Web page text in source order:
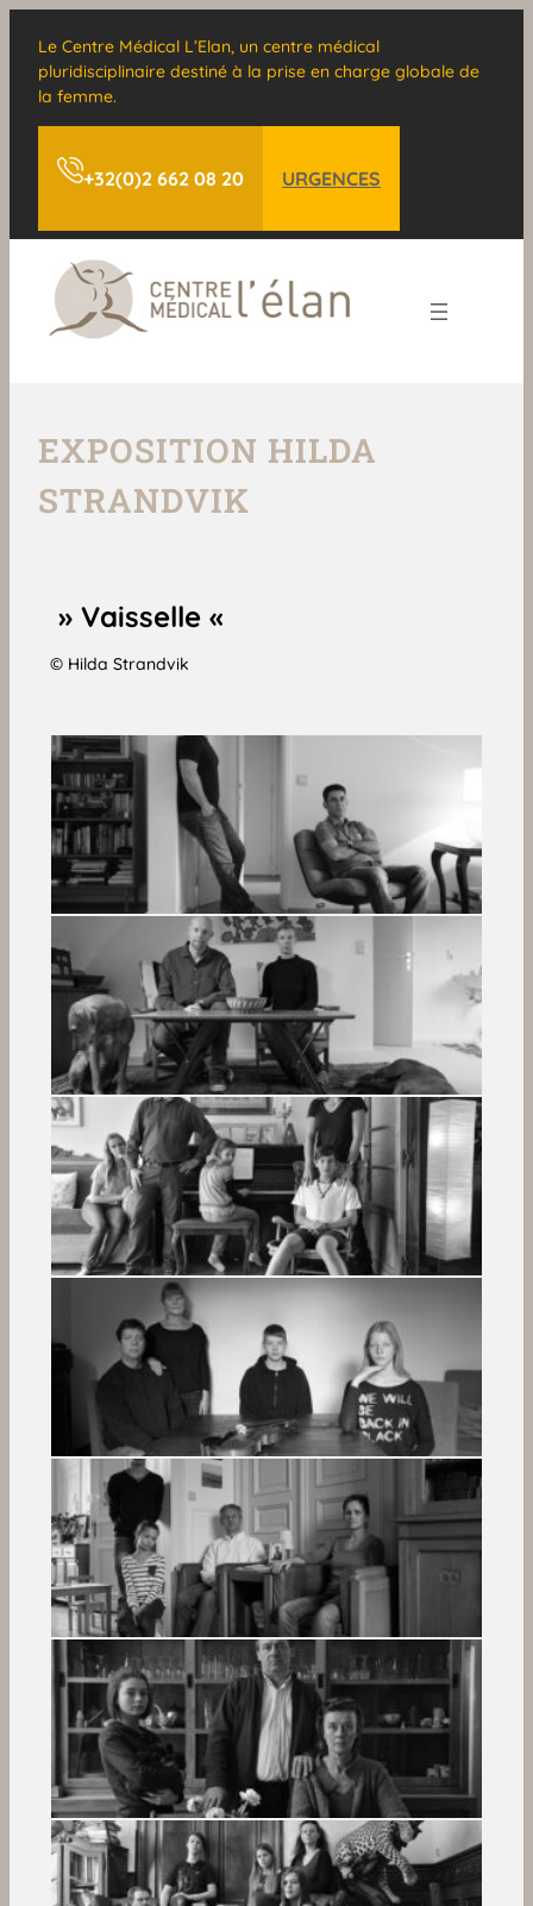
Le Centre Médical L’Elan, un centre médical
pluridisciplinaire destiné à la prise en charge globale de
la femme.
+32(0)2 662 08 20 URGENCES
EXPOSITION HILDA
STRANDVIK
» Vaisselle «
© Hilda Strandvik